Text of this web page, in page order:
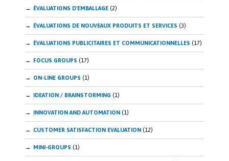
ÉVALUATIONS D'EMBALLAGE (2)
ÉVALUATIONS DE NOUVEAUX PRODUITS ET SERVICES (3)
ÉVALUATIONS PUBLICITAIRES ET COMMUNICATIONNELLES (17)
FOCUS GROUPS (17)
ON-LINE GROUPS (1)
IDEATION / BRAINSTORMING (1)
INNOVATION AND AUTOMATION (1)
CUSTOMER SATISFACTION EVALUATION (12)
MINI-GROUPS (1)